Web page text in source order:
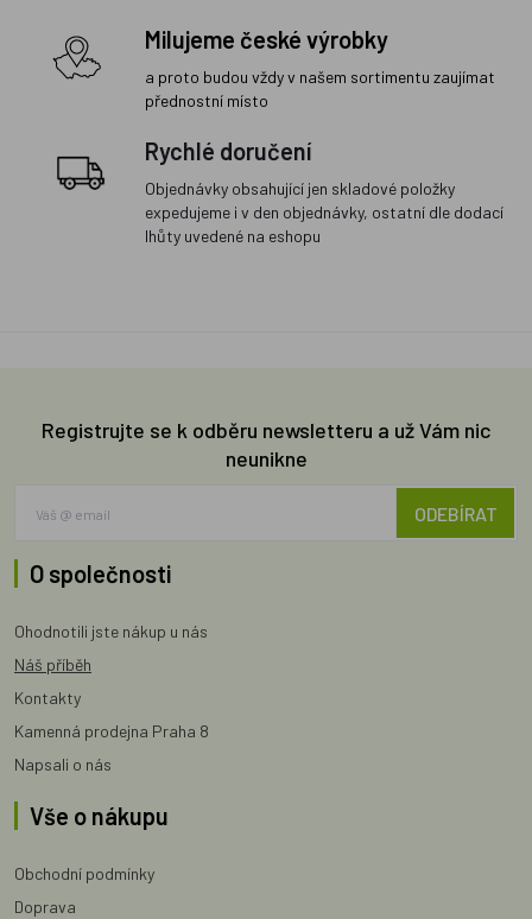
Milujeme české výrobky
a proto budou vždy v našem sortimentu zaujímat
přednostní místo
Rychlé doručení
Objednávky obsahující jen skladové položky
expedujeme i v den objednávky, ostatní dle dodací
lhůty uvedené na eshopu
Registrujte se k odběru newsletteru a už Vám nic
neunikne
ODEBÍRAT
O společnosti
Ohodnotili jste nákup u nás
Náš příběh
Kontakty
Kamenná prodejna Praha 8
Napsali o nás
Vše o nákupu
Obchodní podmínky
Doprava